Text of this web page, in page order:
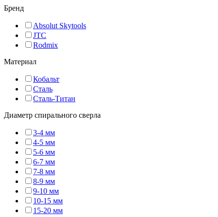
Бренд
Absolut Skytools
JTC
Rodmix
Материал
Кобальт
Сталь
Сталь-Титан
Диаметр спирального сверла
3-4 мм
4-5 мм
5-6 мм
6-7 мм
7-8 мм
8-9 мм
9-10 мм
10-15 мм
15-20 мм